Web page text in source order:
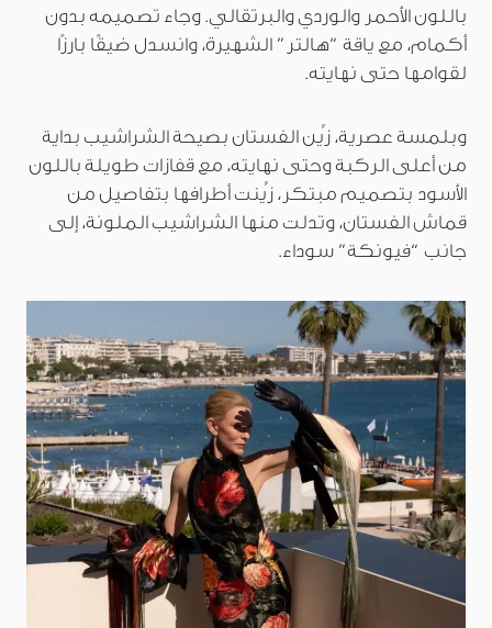
باللون الأحمر والوردي والبرتقالي. وجاء تصميمه بدون
أكمام، مع ياقة “هالتر” الشهيرة، وانسدل ضيقًا بارزًا
لقوامها حتى نهايته.
وبلمسة عصرية، زُين الفستان بصيحة الشراشيب بداية
من أعلى الركبة وحتى نهايته، مع قفازات طويلة باللون
الأسود بتصميم مبتكر، زُينت أطرافها بتفاصيل من
قماش الفستان، وتدلت منها الشراشيب الملونة، إلى
جانب “فيونكة” سوداء.